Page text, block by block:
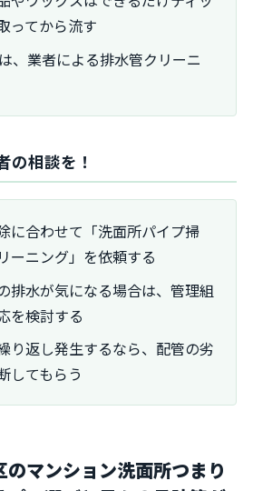
ってから流す
、業者による排水管クリーニ
の相談を！
に合わせて「洗面所パイプ掃
ーニング」を依頼する
排水が気になる場合は、管理組
を検討する
り返し発生するなら、配管の劣
してもらう
のマンション洗面所つまり